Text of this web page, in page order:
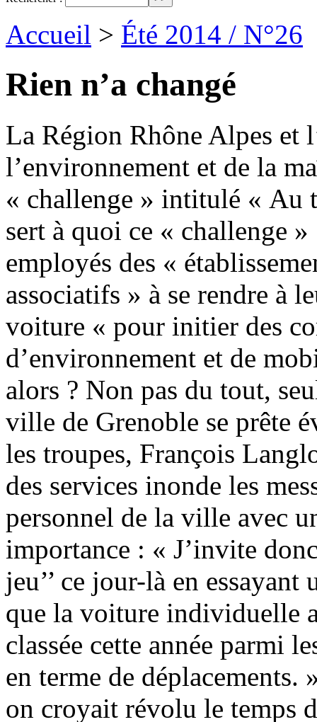
Accueil > Été 2014 / N°26
Rien n’a changé
La Région Rhône Alpes et
l’environnement et de la
« challenge » intitulé « Au
sert à quoi ce « challenge
employés des «
associatifs » à se rendre à
voiture « pour initier des
d’environnement et de
alors ? Non pas du tout,
ville de Grenoble se prête
les troupes, François
des services inonde les
personnel de la ville avec
importance : « J’invite
jeu’’ ce jour-là en
que la voiture individuelle
classée cette année parmi
en terme de
on croyait révolu le temps